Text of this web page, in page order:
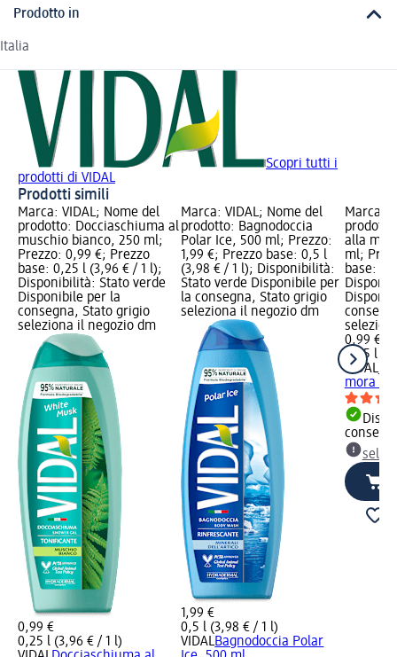
Prodotto in
Italia
Scopri tutti i
prodotti di VIDAL
Prodotti simili
Marca: VIDAL; Nome del
prodotto: Docciaschiuma al
muschio bianco, 250 ml;
Prezzo: 0,99 €; Prezzo
base: 0,25 l (3,96 € / 1 l);
Disponibilità: Stato verde
Disponibile per la
consegna, Stato grigio
seleziona il negozio dm
0,99 €
0,25 l (3,96 € / 1 l)
Marca: VIDAL; Nome del
prodotto: Bagnodoccia
Polar Ice, 500 ml; Prezzo:
1,99 €; Prezzo base: 0,5 l
(3,98 € / 1 l); Disponibilità:
Stato verde Disponibile per
la consegna, Stato grigio
seleziona il negozio dm
1,99 €
0,5 l (3,98 € / 1 l)
VIDALBagnodoccia Polar
Marca:
alla
ml;
base:
0,99 €
0,25 l
VIDAL
mora e